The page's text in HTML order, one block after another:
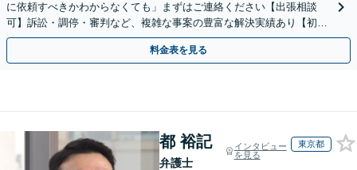
に依頼すべきかわからなくても」まずはご連絡ください【出張相談
可】訴訟・調停・審判など、複雑な事案の豊富な解決実績あり【初回
相談無料】初回面談のみで解決できるケースもあります
料金表を見る
都 裕記
弁護士
インタビュー
を見る
東京都